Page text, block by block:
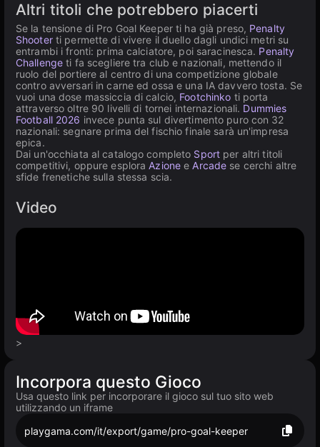
Altri titoli che potrebbero piacerti
Se la tensione di Pro Goal Keeper ti ha già preso, Penalty
Shooterti permette di vivere il duello dagli undici metri su
entrambi i fronti: prima calciatore, poi saracinesca. Penalty
Challenge ti fa scegliere tra club e nazionali, mettendo il
ruolo del portiere al centro di una competizione globale
contro avversari in carne ed ossa e una IA davvero tosta. Se
vuoi una dose massiccia di calcio, Footchinko ti porta
attraverso oltre 90 livelli di tornei internazionali. Dummies
Football 2026 invece punta sul divertimento puro con 32
nazionali: segnare prima del fischio finale sarà un'impresa
epica.
Dai un'occhiata al catalogo completo Sport per altri titoli
competitivi, oppure esploraAzione eArcade se cerchi altre
sfide frenetiche sulla stessa scia.
Video
>
Incorpora questo Gioco
Usa questo link per incorporare il gioco sul tuo sito web
utilizzando un iframe
playgama.com/it/export/game/pro-goal-keeper